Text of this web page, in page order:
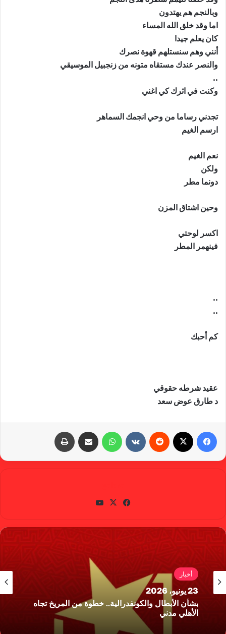
وبالنجم هم يهتدون
اما وقد خلق الله المساء
كان يعلم جيدا
أنني وهم سنستلهم قهوة نصرك
والنصر عندك مستقاه متونه من زنجبيل الموسيقي
..
وكنت في اثرك كي اغني
تجدني رساما من وحي انجمك السماهر
ارسم الغيم
نعم الغيم
ولكن
دونما مطر
وحين اشتاق المزن
اكسر لوحتي
فينهمر المطر
..
..
كم أحبك
عقيد شرطه حقوقي
د طارق عوض سعد
واتساب
في
وك
X
أخبار
23 يونيو، 2026
بشأن الأبطال والكونفدرالية.. خطوة من المريخ تجاه
الأهلي مدني